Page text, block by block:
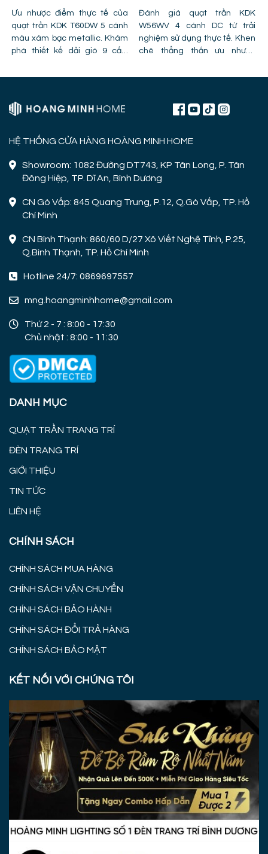
Ưu nhược điểm thực tế của
quạt trần KDK T60DW 5 cánh
màu xám bạc metallic. Khám
phá thiết kế dải gió 9 cấp,
lỗi lắp đặt khiến quạt bị giảm
GIÁ TIỀN VÀ CÔNG NĂNG
Đánh giá quạt trần KDK
W56WV 4 cánh DC từ trải
nghiệm sử dụng thực tế. Khen
chê thẳng thắn ưu nhược
quạt mất gió và hình ảnh thực
HỆ THỐNG CỬA HÀNG HOÀNG MINH HOME
Showroom: 1082 Đường DT743, KP Tân Long, P. Tân
Đông Hiệp, TP. Dĩ An, Bình Dương
CN Gò Vấp: 845 Quang Trung, P.12, Q.Gò Vấp, TP. Hồ
Chí Minh
CN Bình Thạnh: 860/60 D/27 Xô Viết Nghệ Tĩnh, P.25,
Q.Bình Thạnh, TP. Hồ Chí Minh
Hotline 24/7: 0869697557
mng.hoangminhhome@gmail.com
Thứ 2 - 7 : 8:00 - 17:30
Chủ nhật : 8:00 - 11:30
DANH MỤC
QUẠT TRẦN TRANG TRÍ
ĐÈN TRANG TRÍ
GIỚI THIỆU
TIN TỨC
LIÊN HỆ
CHÍNH SÁCH
CHÍNH SÁCH MUA HÀNG
CHÍNH SÁCH VẬN CHUYỂN
CHÍNH SÁCH BẢO HÀNH
CHÍNH SÁCH ĐỔI TRẢ HÀNG
CHÍNH SÁCH BẢO MẬT
KẾT NỐI VỚI CHÚNG TÔI